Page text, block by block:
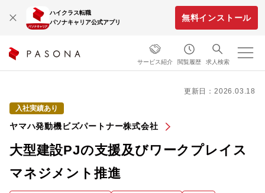
ハイクラス転職
パソナキャリア公式アプリ
無料インストール
サービス紹介 閲覧履歴 求人検索
更新日：2026.03.18
入社実績あり
ヤマハ発動機ビズパートナー株式会社
大型建設PJの支援及びワークプレイス
マネジメント推進